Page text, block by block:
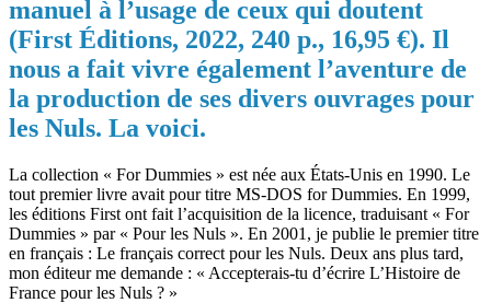
manuel à l’usage de ceux qui doutent
(First Éditions, 2022, 240 p., 16,95 €). Il
nous a fait vivre également l’aventure de
la production de ses divers ouvrages pour
les Nuls. La voici.
La collection « For Dummies » est née aux États-Unis en 1990. Le
tout premier livre avait pour titre MS-DOS for Dummies. En 1999,
les éditions First ont fait l’acquisition de la licence, traduisant « For
Dummies » par « Pour les Nuls ». En 2001, je publie le premier titre
en français : Le français correct pour les Nuls. Deux ans plus tard,
mon éditeur me demande : « Accepterais-tu d’écrire L’Histoire de
France pour les Nuls ? »